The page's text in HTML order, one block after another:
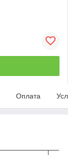
Оплата